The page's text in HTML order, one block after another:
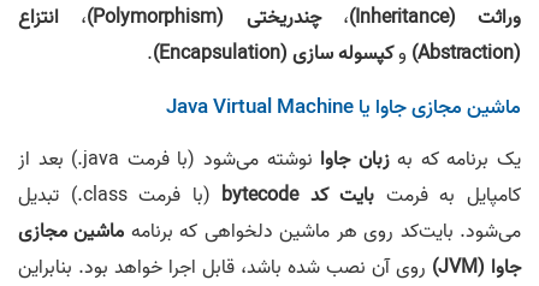
وراثت (Inheritance)
،چندریختی (Polymorphism) ، انتزاع
(Abstraction)
وکپسوله سازی (Encapsulation) .
ماشین مجازی جاوا یا Java Virtual Machine
یک برنامه که بهزبان جاوا
نوشته می‌شود (با فرمت java.) بعد از
کامپایل به فرمت بایت کد bytecode
(با فرمت class.) تبدیل
می‌شود. بایت‌کد روی هر ماشین دلخواهی که برنامه ماشین مجازی
جاوا (JVM)
روی آن نصب شده باشد، قابل اجرا خواهد بود. بنابراین